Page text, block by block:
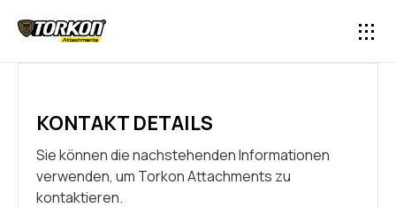
KONTAKT DETAILS
Sie können die nachstehenden Informationen
verwenden, um Torkon Attachments zu
kontaktieren.